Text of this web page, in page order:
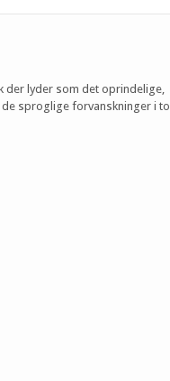
der lyder som det oprindelige,
sproglige forvanskninger i to